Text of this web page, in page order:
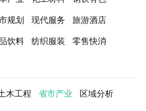
规划 现代服务
旅游酒店
饮料 纺织服装
零售快消
木工程 省市产业
区域分析